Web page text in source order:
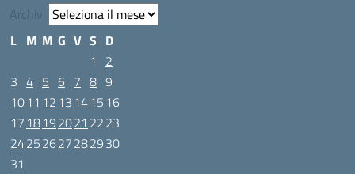
Archivi
L M M G V S D
1
2
3 4 5 6 7 8 9
1011 12 13 1415 16
17 18192021 2223
24252627282930
31